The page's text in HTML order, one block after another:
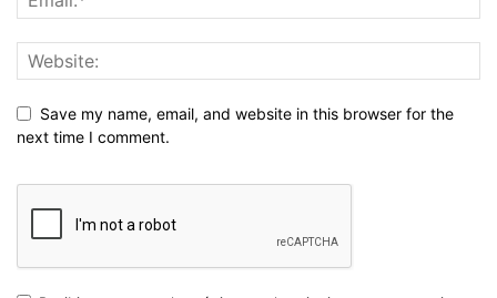
Save my name, email, and website in this browser for the
next time I comment.